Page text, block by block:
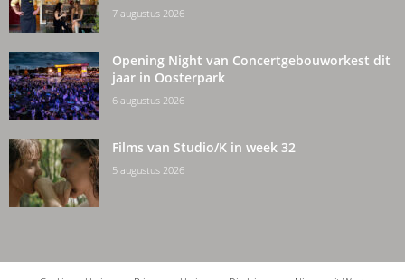
7 augustus 2026
Opening Night van Concertgebouworkest dit
jaar in Oosterpark
6 augustus 2026
Films van Studio/K in week 32
5 augustus 2026